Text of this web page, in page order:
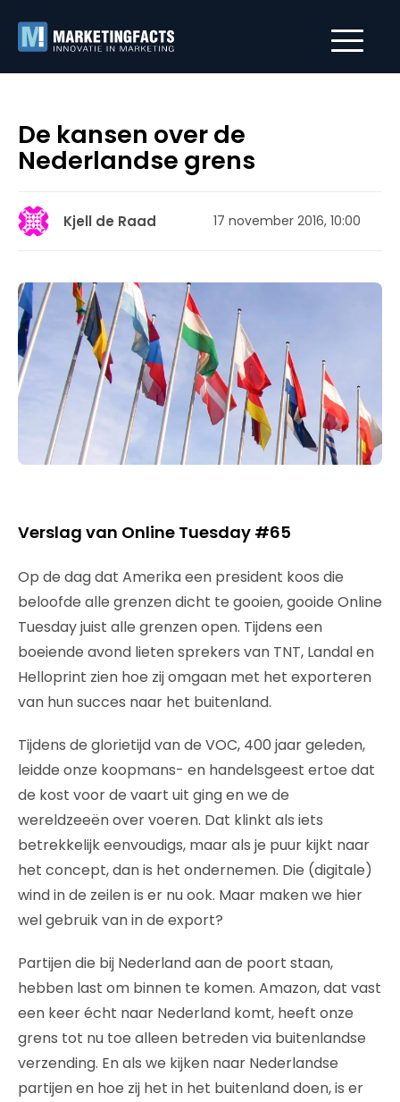
De kansen over de
Nederlandse grens
Kjell de Raad 17 november 2016, 10:00
Verslag van Online Tuesday #65
Op de dag dat Amerika een president koos die
beloofde alle grenzen dicht te gooien, gooide Online
Tuesday juist alle grenzen open. Tijdens een
boeiende avond lieten sprekers van TNT, Landal en
Helloprint zien hoe zij omgaan met het exporteren
van hun succes naar het buitenland.
Tijdens de glorietijd van de VOC, 400 jaar geleden,
leidde onze koopmans- en handelsgeest ertoe dat
de kost voor de vaart uit ging en we de
wereldzeeën over voeren. Dat klinkt als iets
betrekkelijk eenvoudigs, maar als je puur kijkt naar
het concept, dan is het ondernemen. Die (digitale)
wind in de zeilen is er nu ook. Maar maken we hier
wel gebruik van in de export?
Partijen die bij Nederland aan de poort staan,
hebben last om binnen te komen. Amazon, dat vast
een keer écht naar Nederland komt, heeft onze
grens tot nu toe alleen betreden via buitenlandse
verzending. En als we kijken naar Nederlandse
partijen en hoe zij het in het buitenland doen, is er